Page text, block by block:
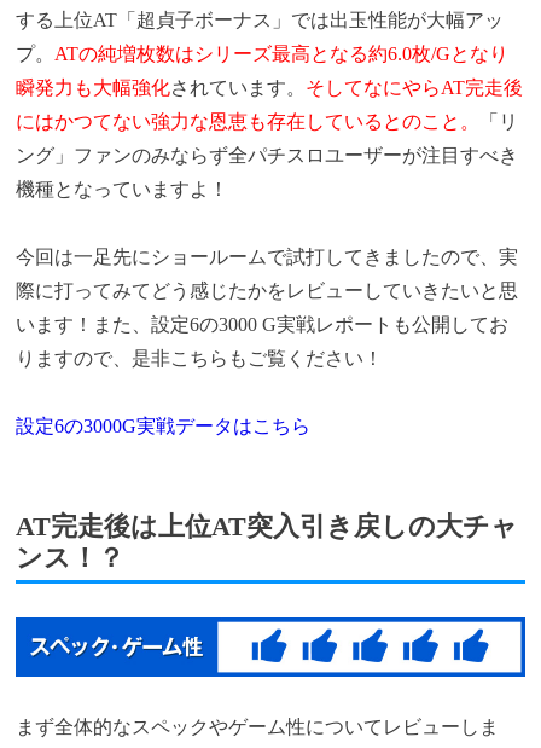
する上位AT「超貞子ボーナス」では出玉性能が大幅アッ
プ。 ATの純増枚数はシリーズ最高となる約6.0枚/Gとなり
瞬発力も大幅強化されています。 そしてなにやらAT完走後
にはかつてない強力な恩恵も存在しているとのこと。
「リ
ング」ファンのみならず全パチスロユーザーが注目すべき
機種となっていますよ！
今回は一足先にショールームで試打してきましたので、実
際に打ってみてどう感じたかをレビューしていきたいと思
います！また、設定6の3000 G実戦レポートも公開してお
りますので、是非こちらもご覧ください！
設定6の3000G実戦データはこちら
AT完走後は上位AT突入引き戻しの大チャ
ンス！？
まず全体的なスペックやゲーム性についてレビューしま